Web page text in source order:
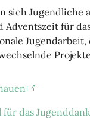
sich Jugendliche
für
das